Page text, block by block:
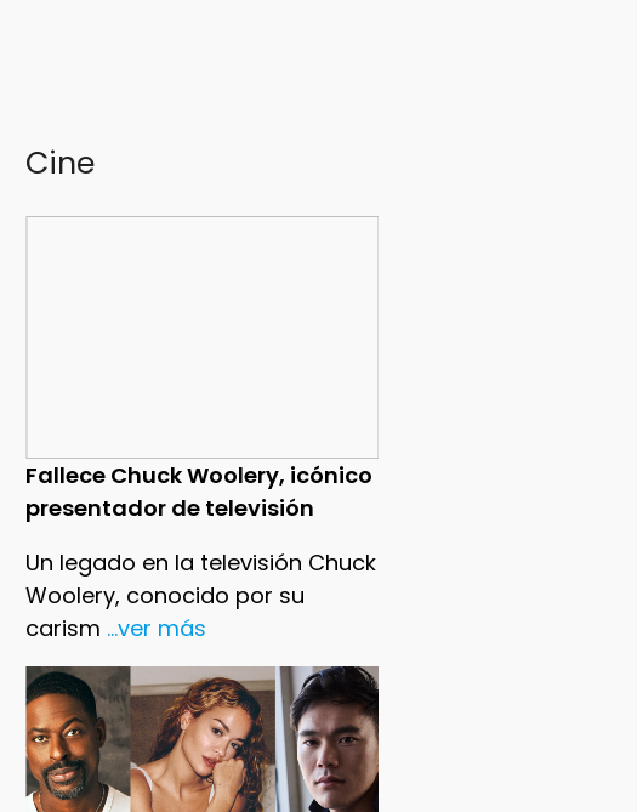
Cine
Fallece Chuck Woolery, icónico
presentador de televisión
Un legado en la televisión Chuck
Woolery, conocido por su
carism ...ver más